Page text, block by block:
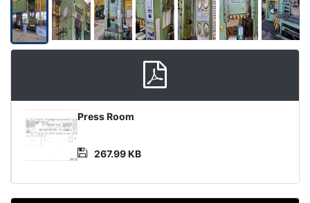
Product
Document
Press Room
267.99 KB